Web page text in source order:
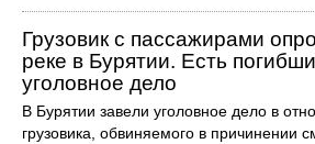
Грузовик с пассажирами
реке в Бурятии. Есть
уголовное дело
В Бурятии завели уголовное дело в
грузовика, обвиняемого в причинении